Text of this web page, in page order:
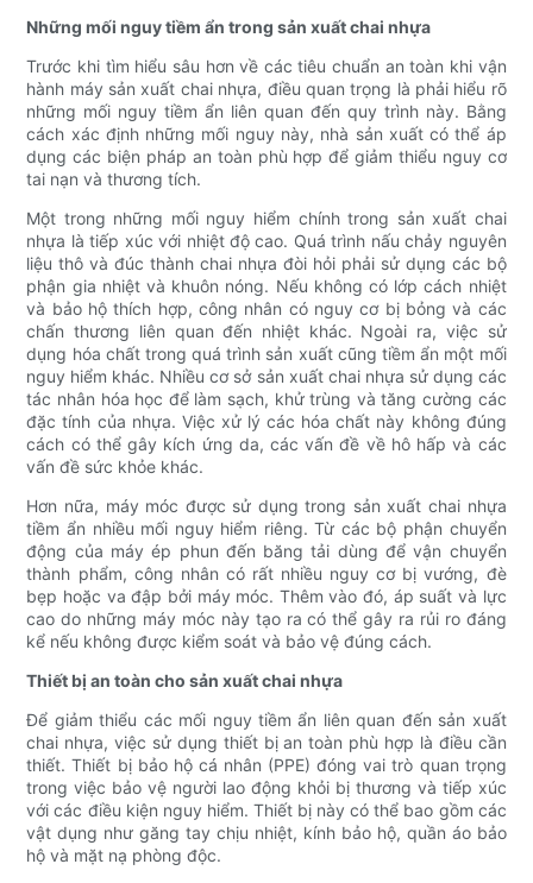
Những mối nguy tiềm ẩn trong sản xuất chai nhựa
Trước khi tìm hiểu sâu hơn về các tiêu chuẩn an toàn khi vận
hành máy sản xuất chai nhựa, điều quan trọng là phải hiểu rõ
những mối nguy tiềm ẩn liên quan đến quy trình này. Bằng
cách xác định những mối nguy này, nhà sản xuất có thể áp
dụng các biện pháp an toàn phù hợp để giảm thiểu nguy cơ
tai nạn và thương tích.
Một trong những mối nguy hiểm chính trong sản xuất chai
nhựa là tiếp xúc với nhiệt độ cao. Quá trình nấu chảy nguyên
liệu thô và đúc thành chai nhựa đòi hỏi phải sử dụng các bộ
phận gia nhiệt và khuôn nóng. Nếu không có lớp cách nhiệt
và bảo hộ thích hợp, công nhân có nguy cơ bị bỏng và các
chấn thương liên quan đến nhiệt khác. Ngoài ra, việc sử
dụng hóa chất trong quá trình sản xuất cũng tiềm ẩn một mối
nguy hiểm khác. Nhiều cơ sở sản xuất chai nhựa sử dụng các
tác nhân hóa học để làm sạch, khử trùng và tăng cường các
đặc tính của nhựa. Việc xử lý các hóa chất này không đúng
cách có thể gây kích ứng da, các vấn đề về hô hấp và các
vấn đề sức khỏe khác.
Hơn nữa, máy móc được sử dụng trong sản xuất chai nhựa
tiềm ẩn nhiều mối nguy hiểm riêng. Từ các bộ phận chuyển
động của máy ép phun đến băng tải dùng để vận chuyển
thành phẩm, công nhân có rất nhiều nguy cơ bị vướng, đè
bẹp hoặc va đập bởi máy móc. Thêm vào đó, áp suất và lực
cao do những máy móc này tạo ra có thể gây ra rủi ro đáng
kể nếu không được kiểm soát và bảo vệ đúng cách.
Thiết bị an toàn cho sản xuất chai nhựa
Để giảm thiểu các mối nguy tiềm ẩn liên quan đến sản xuất
chai nhựa, việc sử dụng thiết bị an toàn phù hợp là điều cần
thiết. Thiết bị bảo hộ cá nhân (PPE) đóng vai trò quan trọng
trong việc bảo vệ người lao động khỏi bị thương và tiếp xúc
với các điều kiện nguy hiểm. Thiết bị này có thể bao gồm các
vật dụng như găng tay chịu nhiệt, kính bảo hộ, quần áo bảo
hộ và mặt nạ phòng độc.